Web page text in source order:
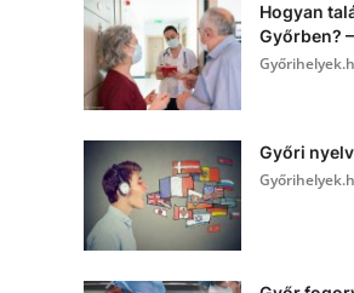
Hogyan
Győrben?
Győri